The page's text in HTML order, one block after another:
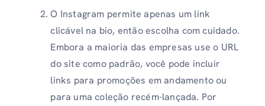
O Instagram permite apenas um link
clicável na bio, então escolha com cuidado.
Embora a maioria das empresas use o URL
do site como padrão, você pode incluir
links para promoções em andamento ou
para uma coleção recém-lançada. Por